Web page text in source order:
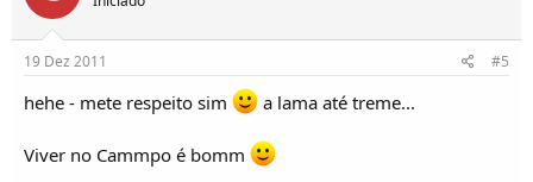
19 Dez 2011 #5
hehe - mete respeito sim a lama até treme...
Viver no Cammpo é bomm